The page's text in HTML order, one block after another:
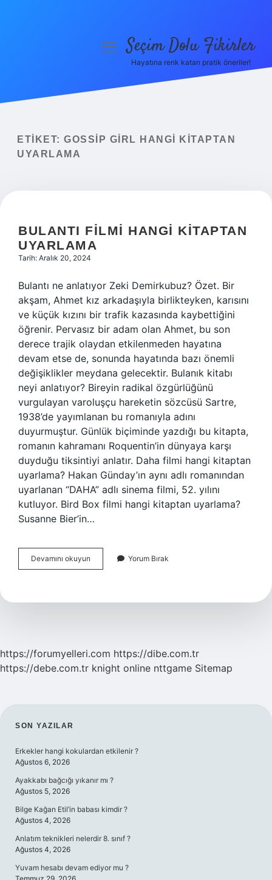
Yasal Uyarı
menüyüSeçim Dolu Fikirler
Hayatına renk katan pratik öneriler!
ETIKET: GOSSIP GIRL HANGI KITAPTAN
UYARLAMA
BULANTI FILMI HANGI KITAPTAN
UYARLAMA
Tarih: Aralık 20, 2024
Bulantı ne anlatıyor Zeki Demirkubuz? Özet. Bir
akşam, Ahmet kız arkadaşıyla birlikteyken, karısını
ve küçük kızını bir trafik kazasında kaybettiğini
öğrenir. Pervasız bir adam olan Ahmet, bu son
derece trajik olaydan etkilenmeden hayatına
devam etse de, sonunda hayatında bazı önemli
değişiklikler meydana gelecektir. Bulanık kitabı
neyi anlatıyor? Bireyin radikal özgürlüğünü
vurgulayan varoluşçu hareketin sözcüsü Sartre,
1938’de yayımlanan bu romanıyla adını
duyurmuştur. Günlük biçiminde yazdığı bu kitapta,
romanın kahramanı Roquentin’in dünyaya karşı
duyduğu tiksintiyi anlatır. Daha filmi hangi kitaptan
uyarlama? Hakan Günday’ın aynı adlı romanından
uyarlanan “DAHA” adlı sinema filmi, 52. yılını
kutluyor. Bird Box filmi hangi kitaptan uyarlama?
Susanne Bier’in…
Devamını okuyun
Filmi
Uyarlama
Yorum Bırak
https://forumyelleri.com https://dibe.com.tr
https://debe.com.tr knight online nttgame Sitemap
SIDEBAR
SON YAZILAR
Erkekler hangi kokulardan etkilenir ?
Ağustos 6, 2026
Ayakkabı bağcığı yıkanır mı ?
Ağustos 5, 2026
Bilge Kağan Etil’in babası kimdir ?
Ağustos 4, 2026
Anlatım teknikleri nelerdir 8. sınıf ?
Ağustos 4, 2026
Yuvam hesabı devam ediyor mu ?